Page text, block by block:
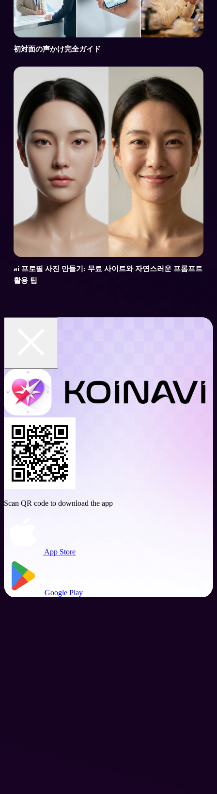
初対面の声かけ完全ガイド
ai 프로필 사진 만들기: 무료 사이트와 자연스러운 프롬프트
활용 팁
Scan QR code to download the app
App Store
Google Play